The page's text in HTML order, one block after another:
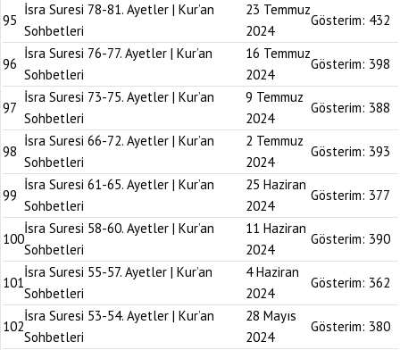
95
İsra Suresi 78-81. Ayetler | Kur’an
Sohbetleri
23 Temmuz
2024
Gösterim: 432
96
İsra Suresi 76-77. Ayetler | Kur’an
Sohbetleri
16 Temmuz
2024
Gösterim: 398
97
İsra Suresi 73-75. Ayetler | Kur’an
Sohbetleri
9 Temmuz
2024
Gösterim: 388
98
İsra Suresi 66-72. Ayetler | Kur’an
Sohbetleri
2 Temmuz
2024
Gösterim: 393
99
İsra Suresi 61-65. Ayetler | Kur’an
Sohbetleri
25 Haziran
2024
Gösterim: 377
100
İsra Suresi 58-60. Ayetler | Kur’an
Sohbetleri
11 Haziran
2024
Gösterim: 390
101
İsra Suresi 55-57. Ayetler | Kur’an
Sohbetleri
4 Haziran
2024
Gösterim: 362
102
İsra Suresi 53-54. Ayetler | Kur’an
Sohbetleri
28 Mayıs
2024
Gösterim: 380